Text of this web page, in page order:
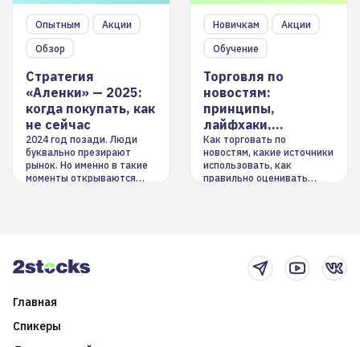
Опытным
Акции
Обзор
Стратегия
«Аленки» — 2025:
когда покупать, как
не сейчас
2024 год позади. Люди
буквально презирают
рынок. Но именно в такие
моменты открываются
Новичкам
Акции
Обучение
Торговля по
новостям:
принципы,
лайфхаки,
инструменты
Как торговать по
новостям, какие источники
использовать, как
правильно оценивать
Главная
Спикеры